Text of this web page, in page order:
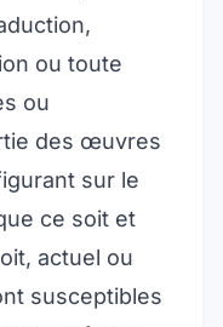
ou toute
ou
des œuvres
sur le
ce soit et
actuel ou
susceptibles